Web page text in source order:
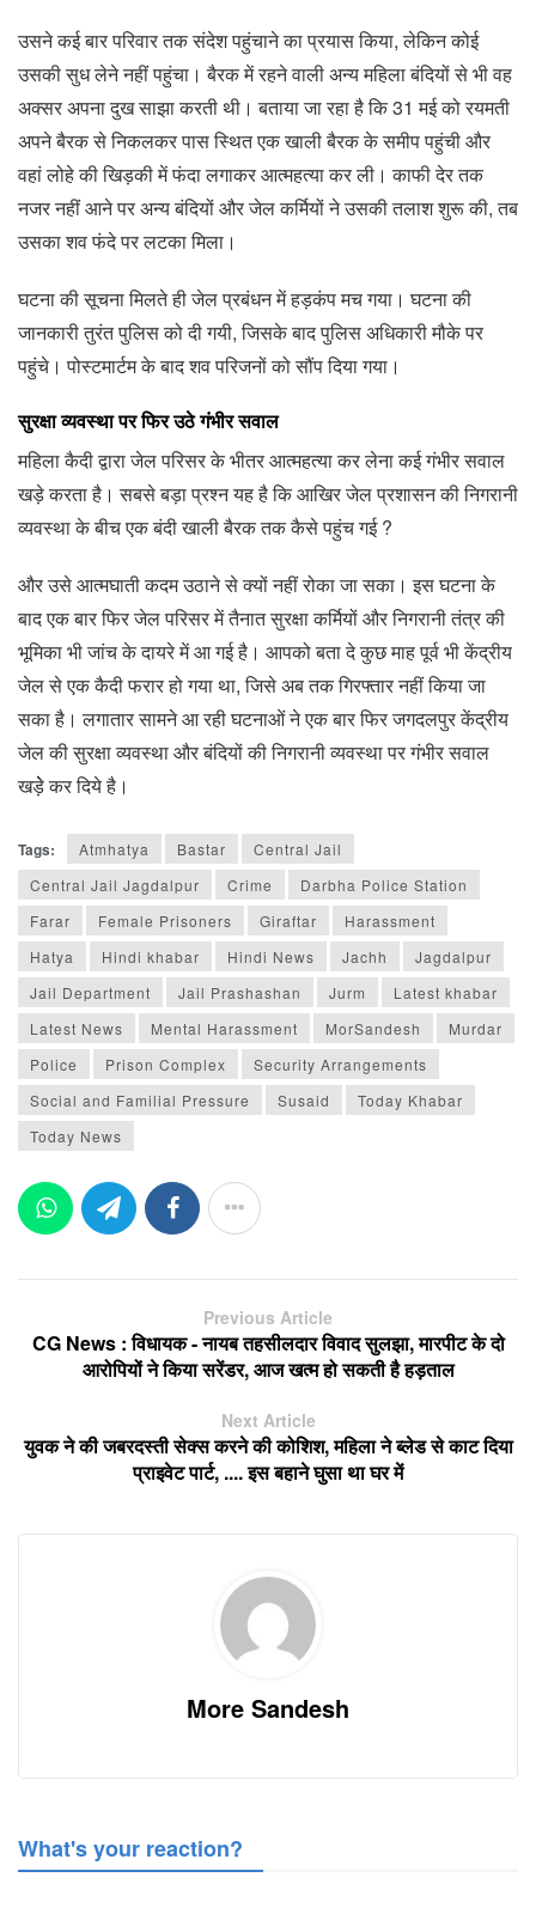
उसने कई बार परिवार तक संदेश पहुंचाने का प्रयास किया, लेकिन कोई
उसकी सुध लेने नहीं पहुंचा। बैरक में रहने वाली अन्य महिला बंदियों से भी वह
अक्सर अपना दुख साझा करती थी। बताया जा रहा है कि 31 मई को रयमती
अपने बैरक से निकलकर पास स्थित एक खाली बैरक के समीप पहुंची और
वहां लोहे की खिड़की में फंदा लगाकर आत्महत्या कर ली। काफी देर तक
नजर नहीं आने पर अन्य बंदियों और जेल कर्मियों ने उसकी तलाश शुरू की, तब
उसका शव फंदे पर लटका मिला।
घटना की सूचना मिलते ही जेल प्रबंधन में हड़कंप मच गया। घटना की
जानकारी तुरंत पुलिस को दी गयी, जिसके बाद पुलिस अधिकारी मौके पर
पहुंचे। पोस्टमार्टम के बाद शव परिजनों को सौंप दिया गया।
सुरक्षा व्यवस्था पर फिर उठे गंभीर सवाल
महिला कैदी द्वारा जेल परिसर के भीतर आत्महत्या कर लेना कई गंभीर सवाल
खड़े करता है। सबसे बड़ा प्रश्न यह है कि आखिर जेल प्रशासन की निगरानी
व्यवस्था के बीच एक बंदी खाली बैरक तक कैसे पहुंच गई ?
और उसे आत्मघाती कदम उठाने से क्यों नहीं रोका जा सका। इस घटना के
बाद एक बार फिर जेल परिसर में तैनात सुरक्षा कर्मियों और निगरानी तंत्र की
भूमिका भी जांच के दायरे में आ गई है। आपको बता दे कुछ माह पूर्व भी केंद्रीय
जेल से एक कैदी फरार हो गया था, जिसे अब तक गिरफ्तार नहीं किया जा
सका है। लगातार सामने आ रही घटनाओं ने एक बार फिर जगदलपुर केंद्रीय
जेल की सुरक्षा व्यवस्था और बंदियों की निगरानी व्यवस्था पर गंभीर सवाल
खड़ेे कर दिये है।
Tags: Atmhatya Bastar
Central Jail
Central Jail Jagdalpur
Crime
Darbha Police Station
Farar
Female Prisoners Giraftar
Harassment
Hatya
Hindi khabar Hindi News Jachh
Jagdalpur
Jail Department
Jail Prashashan Jurm
Latest khabar
Latest News
Mental Harassment MorSandesh
Murdar
Police
Prison Complex
Security Arrangements
Social and Familial Pressure
Susaid
Today Khabar
Today News
Previous Article
CG News : विधायक - नायब तहसीलदार विवाद सुलझा, मारपीट के दो
आरोपियों ने किया सरेंडर, आज खत्म हो सकती है हड़ताल
Next Article
युवक ने की जबरदस्ती सेक्स करने की कोशिश, महिला ने ब्लेड से काट दिया
प्राइवेट पार्ट, .... इस बहाने घुसा था घर में
More Sandesh
What's your reaction?